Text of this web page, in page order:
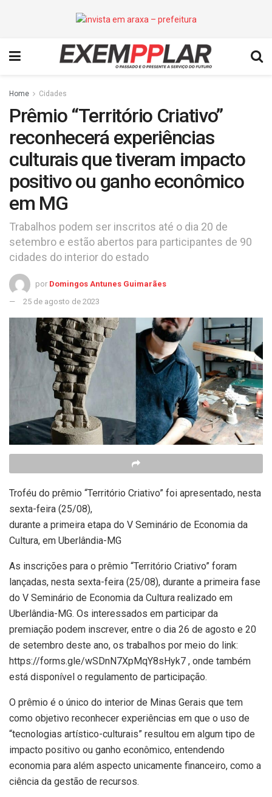
Home Cidades
Prêmio “Território Criativo”
reconhecerá experiências
culturais que tiveram impacto
positivo ou ganho econômico
em MG
Trabalhos podem ser inscritos até o dia 20 de
setembro e estão abertos para participantes de 90
cidades do interior do estado
por Domingos Antunes Guimarães
25 de agosto de 2023
Troféu do prêmio “Território Criativo” foi apresentado, nesta
sexta-feira (25/08),
durante a primeira etapa do V Seminário de Economia da
Cultura, em Uberlândia-MG
As inscrições para o prêmio “Território Criativo” foram
lançadas, nesta sexta-feira (25/08), durante a primeira fase
do V Seminário de Economia da Cultura realizado em
Uberlândia-MG. Os interessados em participar da
premiação podem inscrever, entre o dia 26 de agosto e 20
de setembro deste ano, os trabalhos por meio do link:
https://forms.gle/wSDnN7XpMqY8sHyk7 , onde também
está disponível o regulamento de participação.
O prêmio é o único do interior de Minas Gerais que tem
como objetivo reconhecer experiências em que o uso de
“tecnologias artístico-culturais” resultou em algum tipo de
impacto positivo ou ganho econômico, entendendo
economia para além aspecto unicamente financeiro, como a
ciência da gestão de recursos.